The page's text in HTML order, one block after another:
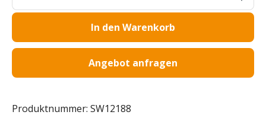
In den Warenkorb
Angebot anfragen
Produktnummer: SW12188